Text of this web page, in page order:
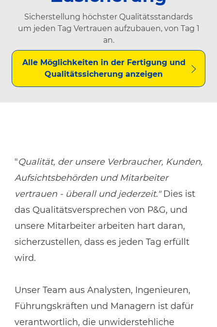
Sicherstellung höchster Qualitätsstandards
um jeden Tag Vertrauen aufzubauen, von Tag 1
an.
Alle Möglichkeiten in der Fertigung und
Qualitätssicherung anzeigen
"Qualität, der unsere Verbraucher, Kunden,
Aufsichtsbehörden und Mitarbeiter
vertrauen - überall und jederzeit."Dies ist
das Qualitätsversprechen von P&G, und
unsere Mitarbeiter arbeiten hart daran,
sicherzustellen, dass es jeden Tag erfüllt
wird.
Unser Team aus Analysten, Ingenieuren,
Führungskräften und Managern ist dafür
verantwortlich, die unwiderstehliche